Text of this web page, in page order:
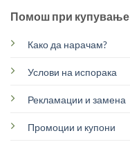
Помош при купување
Како да нарачам?
Услови на испорака
Рекламации и замена
Промоции и купони